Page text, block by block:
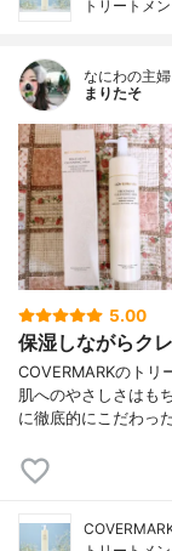
トリートメ
なにわの主婦
まりたそ
5.00
保湿しながらク
COVERMARKのトリ
肌へのやさしさはも
に徹底的にこだわっ